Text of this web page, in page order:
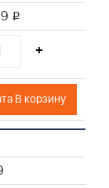
i
+
В корзину